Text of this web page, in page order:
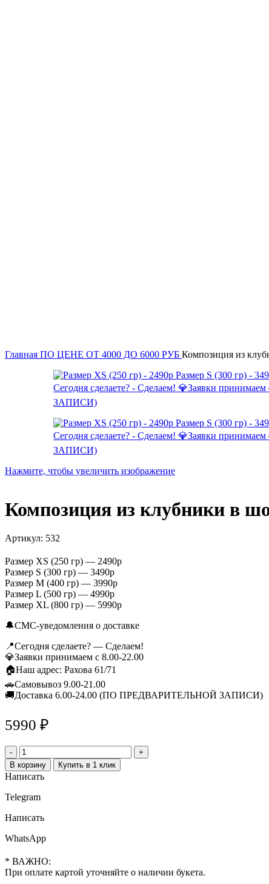
Главная ПО ЦЕНЕ ОТ 4000 ДО 6000 РУБ Композиция из
Нажмите, чтобы увеличить изображение
Композиция из клубники в
Артикул: 532
Размер XS (250 гр) — 2490р
Размер S (300 гр) — 3490р
Размер M (400 гр) — 3990р
Размер L (500 гр) — 4990р
Размер XL (800 гр) — 5990р
🔔СМС-уведомления о доставке
📍Сегодня сделаете? — Сделаем!
💎Заявки принимаем с 8.00-22.00
🏠Наш адрес: Рахова 61/71
🚗Самовывоз 9.00-21.00
🚚Доставка 6.00-24.00 (ПО ПРЕДВАРИТЕЛЬНОЙ ЗАПИСИ)
5990 ₽
Количество
товара
Композиция
из
клубники
в
шоколаде,
клубники
голубики
"Багамы
В корзину Купить в 1 клик
Написать
Telegram
Написать
WhatsApp
* ВАЖНО:
При оплате картой уточняйте о наличии букета.